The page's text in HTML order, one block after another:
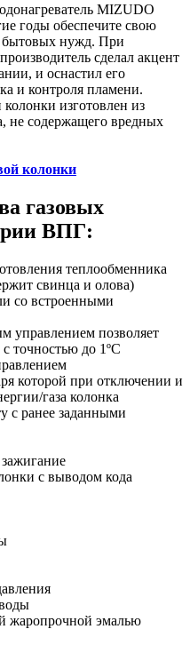
MIZUDO
годы обеспечите свою
бытовых нужд. При
сделал акцент
и оснастил его
и контроля пламени.
изготовлен из
не содержащего вредных
колонки
газовых
ВПГ:
теплообменника
свинца и олова)
со встроенными
управлением позволяет
точностью до 1ºC
которой при отключении и
газа колонка
с ранее заданными
с выводом кода
жаропрочной эмалью